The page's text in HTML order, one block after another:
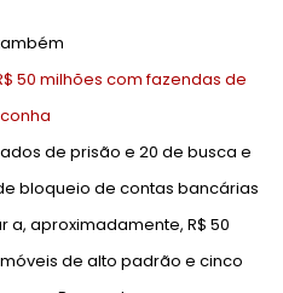
50 milhões com fazendas de
de prisão e 20 de busca e
bloqueio de contas bancárias
aproximadamente, R$ 50
de alto padrão e cinco